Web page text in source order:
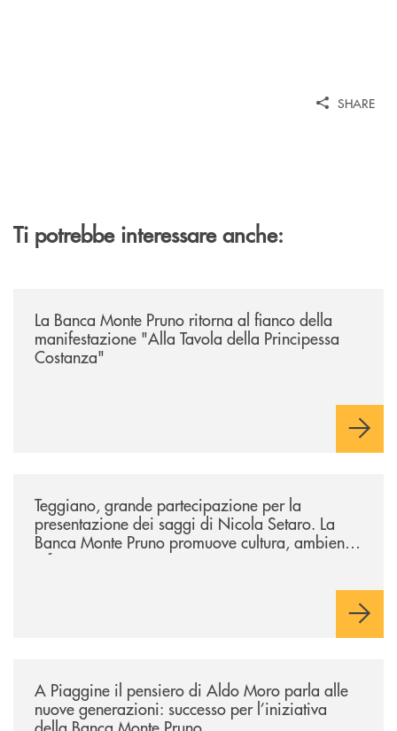
SHARE
Ti potrebbe interessare anche:
La Banca Monte Pruno ritorna al fianco della
manifestazione "Alla Tavola della Principessa
Costanza"
Teggiano, grande partecipazione per la
presentazione dei saggi di Nicola Setaro. La
Banca Monte Pruno promuove cultura, ambiente
e futuro
A Piaggine il pensiero di Aldo Moro parla alle
nuove generazioni: successo per l’iniziativa